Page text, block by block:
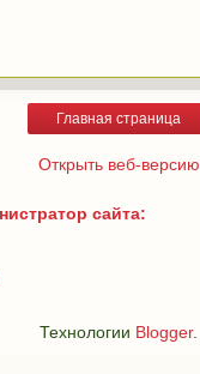
Главная страница
Открыть веб-версию
сайта:
Технологии Blogger.